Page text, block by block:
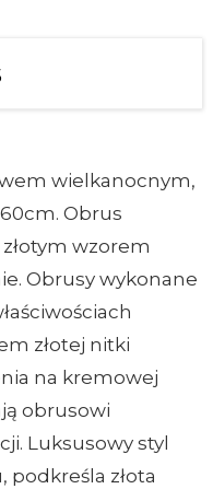
wielkanocnym,
Obrus
wzorem
Obrusy wykonane
złotej nitki
na kremowej
obrusowi
Luksusowy styl
złota